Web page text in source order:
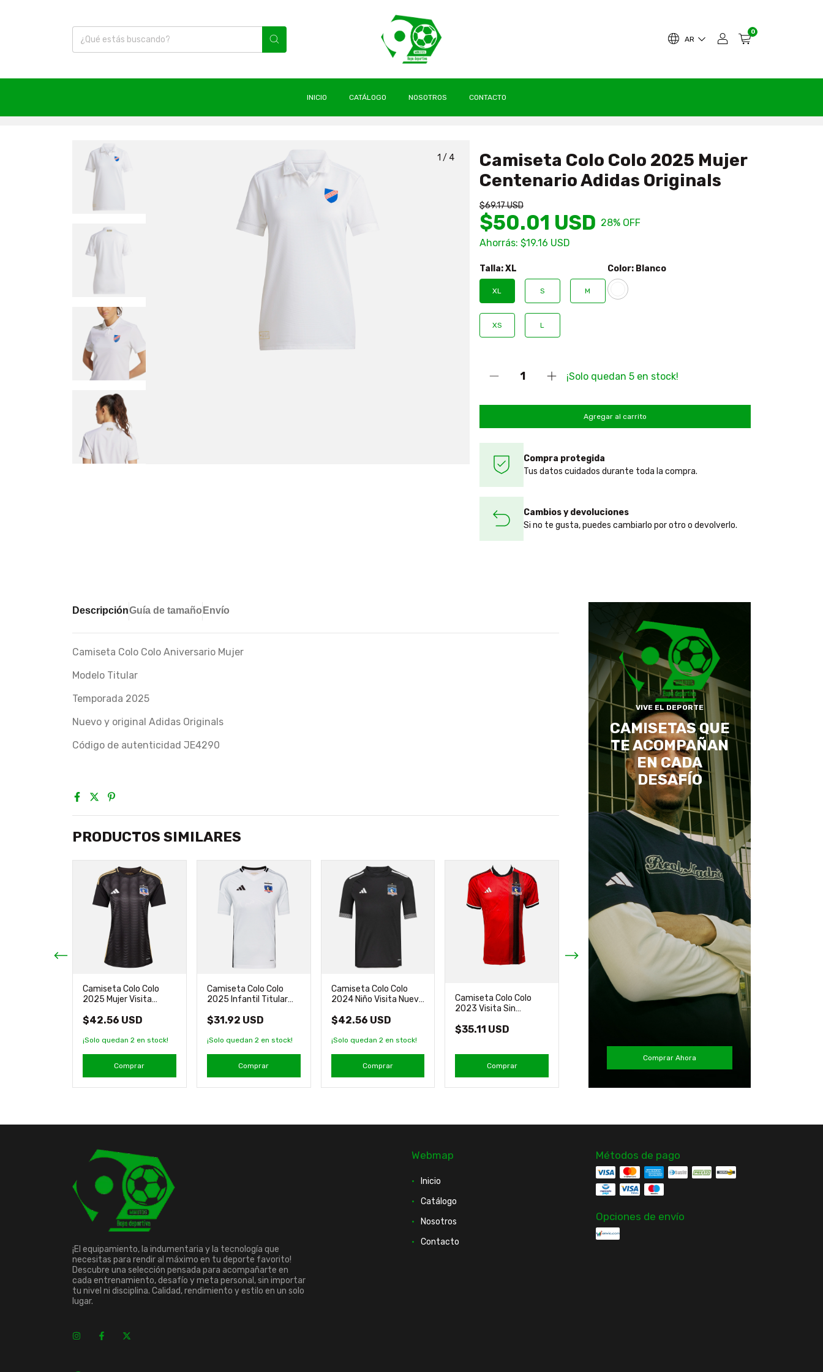
AR
0
INICIO CATÁLOGO NOSOTROS
CONTACTO
1 / 4
Camiseta Colo Colo 2025 Mujer
Centenario Adidas Originals
$69.17 USD
$50.01 USD 28% OFF
Ahorrás: $19.16 USD
Talla:XL
XL S M
XS L
Color: Blanco
¡Solo quedan 5en stock!
Compra protegida
Tus datos cuidados durante toda la compra.
Cambios y devoluciones
Si no te gusta, puedes cambiarlo por otro o devolverlo.
DescripciónGuía de tamaño Envío
Camiseta Colo Colo Aniversario Mujer
Modelo Titular
Temporada 2025
Nuevo y original Adidas Originals
Código de autenticidad JE4290
PRODUCTOS SIMILARES
Camiseta Colo Colo
2025 Mujer Visita
$42.56 USD
¡Solo quedan 2 en stock!
Comprar
Camiseta Colo Colo
2025 Infantil Titular
$31.92 USD
¡Solo quedan 2 en stock!
Comprar
Camiseta Colo Colo
2024 Niño Visita Nueva
$42.56 USD
¡Solo quedan 2 en stock!
Comprar
Camiseta Colo Colo
2023 Visita Sin
$35.11 USD
Comprar
Camiseta Colo Colo
2023 Arquero Negro
Camiseta Colo Colo
2024 Mujer Local
Nueva Original Adidas
$42.56 USD
VIVE EL DEPORTE
CAMISETAS QUE
TE ACOMPAÑAN
EN CADA
DESAFÍO
Comprar Ahora
¡El equipamiento, la indumentaria y la tecnología que
necesitas para rendir al máximo en tu deporte favorito!
Descubre una selección pensada para acompañarte en
cada entrenamiento, desafío y meta personal, sin importar
tu nivel ni disciplina. Calidad, rendimiento y estilo en un solo
lugar.
Webmap
Inicio
Catálogo
Nosotros
Contacto
Métodos de pago
Opciones de envío